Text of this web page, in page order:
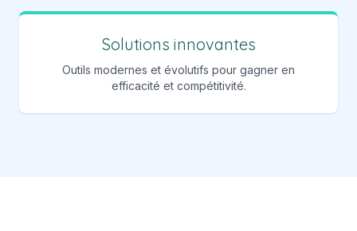
Solutions innovantes
Outils modernes et évolutifs pour gagner en
efficacité et compétitivité.